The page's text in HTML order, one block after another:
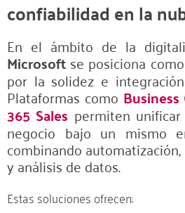
confiabilidad en la
En el ámbito de la
Microsoftse posiciona
por la solidez e
Plataformas como
365 Sales permiten
negocio bajo un mismo
combinando
y análisis de datos.
Estas soluciones ofrecen: